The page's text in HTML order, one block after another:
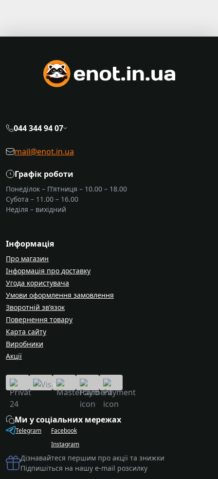
044 344 94 07
mail@enot.in.ua
Графік роботи
Понеділок – П’ятниця – 10.00 – 18.00
Субота – 11.00 – 16.00
Неділя – вихідний
Інформація
Про магазин
Інформація про доставку
Угода користувача
Умови оформлення замовлення
Зворотній зв’язок
Повернення товару
Карта сайту
Виробники
Акції
Ми у соціальних мережах
Telegram
Facebook
Instagram
Дізнавайтеся першим про акції та знижки
Підпишіться на нашу e-mail розсилку